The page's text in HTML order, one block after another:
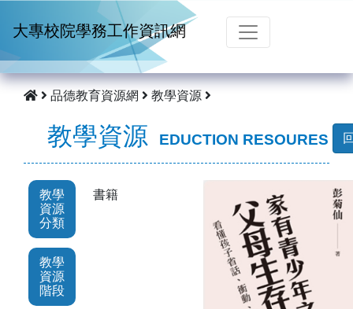
大專校院學務工作資訊網
品德教育資源網 教學資源
教學資源 EDUCTION RESOURES
教學
資源
分類
書籍
教學
資源
階段